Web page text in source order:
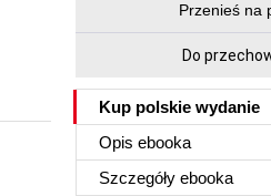
Przenieś na
Do
Kup polskie wydanie
Opis ebooka
Szczegóły ebooka